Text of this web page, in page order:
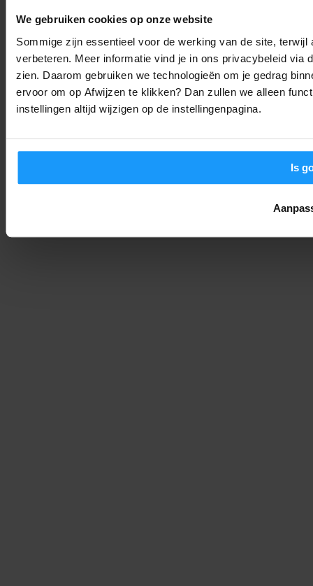
We gebruiken cookies op onze website
Sommige zijn essentieel voor de werking van de site,
verbeteren. Meer informatie vind je in ons privacybeleid via
zien. Daarom gebruiken we technologieën om je gedrag
ervoor om op Afwijzen te klikken? Dan zullen we alleen
instellingen altijd wijzigen op de instellingenpagina.
Is
Tutorials
Home Assistant 2026.8 is uit: Dit zijn de belangrijkste
veranderingen
Smart Home Nieuws Joshua - 6. augustus 2026